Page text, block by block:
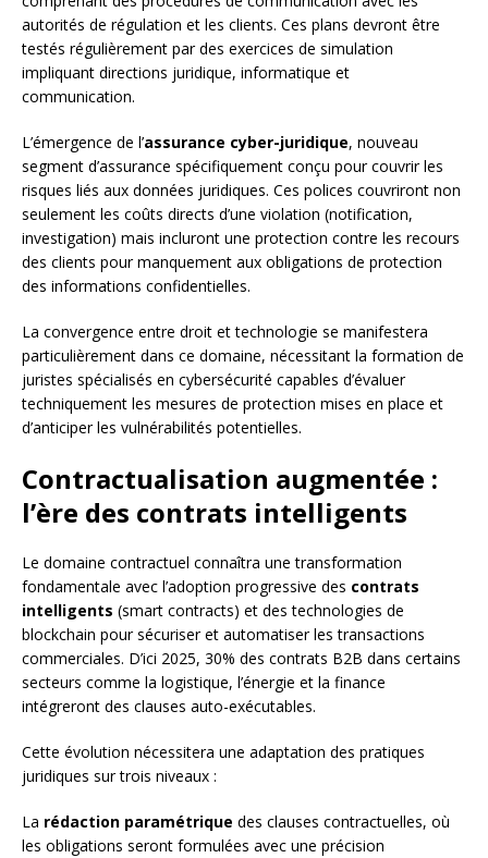
autorités de régulation et les clients. Ces plans devront être
testés régulièrement par des exercices de simulation
impliquant directions juridique, informatique et
communication.
L’émergence de l’assurance cyber-juridique, nouveau
segment d’assurance spécifiquement conçu pour couvrir les
risques liés aux données juridiques. Ces polices couvriront non
seulement les coûts directs d’une violation (notification,
investigation) mais incluront une protection contre les recours
des clients pour manquement aux obligations de protection
des informations confidentielles.
La convergence entre droit et technologie se manifestera
particulièrement dans ce domaine, nécessitant la formation de
juristes spécialisés en cybersécurité capables d’évaluer
techniquement les mesures de protection mises en place et
d’anticiper les vulnérabilités potentielles.
Contractualisation augmentée :
l’ère des contrats intelligents
Le domaine contractuel connaîtra une transformation
fondamentale avec l’adoption progressive des contrats
intelligents (smart contracts) et des technologies de
blockchain pour sécuriser et automatiser les transactions
commerciales. D’ici 2025, 30% des contrats B2B dans certains
secteurs comme la logistique, l’énergie et la finance
intégreront des clauses auto-exécutables.
Cette évolution nécessitera une adaptation des pratiques
juridiques sur trois niveaux :
La rédaction paramétrique des clauses contractuelles, où
les obligations seront formulées avec une précision